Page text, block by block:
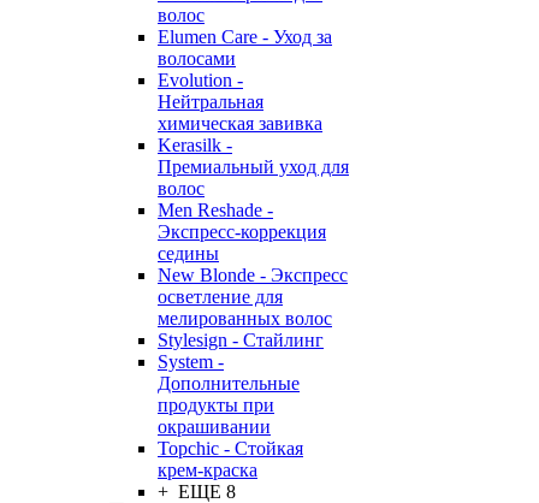
волос
Elumen Care - Уход за
волосами
Evolution -
Нейтральная
химическая завивка
Kerasilk -
Премиальный уход для
волос
Men Reshade -
Экспресс-коррекция
седины
New Blonde - Экспресс
осветление для
мелированных волос
Stylesign - Стайлинг
System -
Дополнительные
продукты при
окрашивании
Topchic - Стойкая
крем-краска
+ ЕЩЕ 8